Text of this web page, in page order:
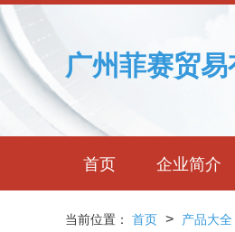
广州菲赛贸易
首页 企业简介
当前位置： 首页 > 产品大全